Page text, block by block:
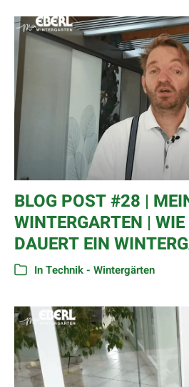
BLOG POST #28 |
WINTERGARTEN |
DAUERT EIN
InTechnik - Wintergärten